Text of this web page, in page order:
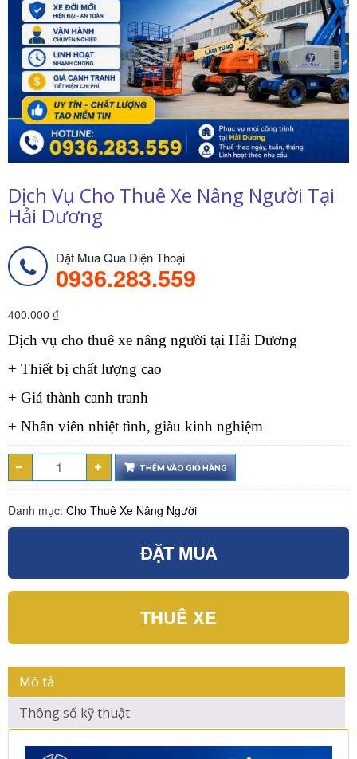
Dịch Vụ Cho Thuê Xe Nâng Người Tại
Hải Dương
Đặt Mua Qua Điện Thoại
0936.283.559
400.000 ₫
Dịch vụ cho thuê xe nâng người tại Hải Dương
+ Thiết bị chất lượng cao
+ Giá thành canh tranh
+ Nhân viên nhiệt tình, giàu kinh nghiệm
THÊM VÀO GIỎ HÀNG
Danh mục: Cho Thuê Xe Nâng Người
ĐẶT MUA
THUÊ XE
Mô tả
Thông số kỹ thuật